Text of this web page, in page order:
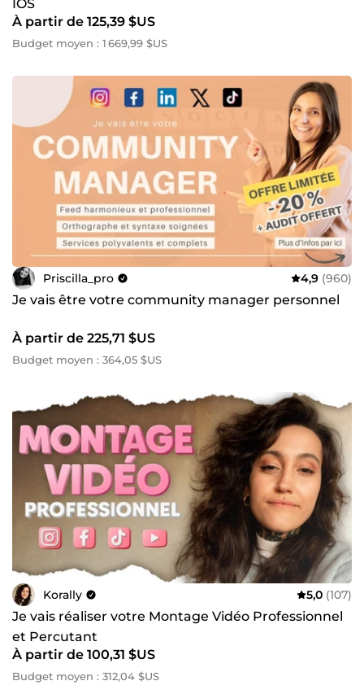
IOS
À partir de 125,39 $US
Budget moyen : 1 669,99 $US
Priscilla_pro 4,9 (960)
Je vais être votre community manager personnel
À partir de 225,71 $US
Budget moyen : 364,05 $US
Korally 5,0 (107)
Je vais réaliser votre Montage Vidéo Professionnel
et Percutant
À partir de 100,31 $US
Budget moyen : 312,04 $US